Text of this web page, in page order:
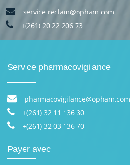
service.reclam@opham.com
+(261) 20 22 206 73
Service pharmacovigilance
pharmacovigilance@opham.com
+(261) 32 11 136 30
+(261) 32 03 136 70
Payer avec